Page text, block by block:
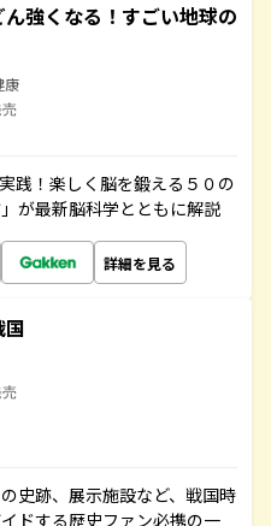
強くなる！すごい地球の
康
践！楽しく脳を鍛える５０の
が最新脳科学とともに解説
詳細を見る
史跡、展示施設など、戦国時
ドする歴史ファン必携の一